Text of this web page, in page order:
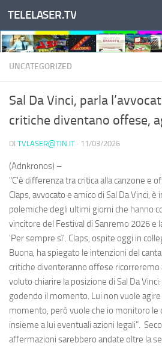
Salta al contenuto
TELELASER.TV
UNCATEGORIZED
Sal Da Vinci, parla
critiche diventano offese,
DI TVLASER@TIN.IT · 11/03/2026
(Adnkronos) –
"C'è differenza tra critica alla canzone e
Claps, avvocato e amico di Sal Da Vinci,
polemiche degli ultimi giorni che hanno
vincitore del Festival di Sanremo 2026 e
'Per sempre sì'. Claps, ospite oggi in
Buona, ha spiegato le intenzioni del
critiche diventeranno offese ricorreremo
voluto chiarire la posizione di Sal Da
godendo il momento. Lui non vuole
momento, però vuole che io monitoro le
insieme a lui eventuali azioni legali".
affermazioni sarebbero andate oltre la